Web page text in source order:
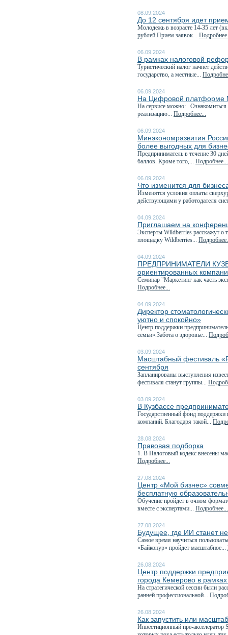
08.09.2024
До 12 сентября идет
Молодежь в возрасте 14-35 лет
рублей Прием заявок...
06.09.2024
В рамках налоговой
Туристический налог начнет
государство, а местные...
06.09.2024
На Цифровой платформе
На сервисе можно: Ознакомиться
реализацию... Подробнее...
06.09.2024
Минэкономразвития
более выгодных для
Предприниматель в течение 30
баллов. Кроме того,... Подробнее...
06.09.2024
Что изменится для
Изменятся условия оплаты
действующими у работодателя
04.09.2024
Приглашаем на
Эксперты Wildberries расскажут о
площадку Wildberries...
04.09.2024
ПРЕДПРИНИМАТЕЛИ
ориентированных
Семинар "Маркетинг как часть
Подробнее...
04.09.2024
Директор
уютно и спокойно»
Центр поддержки
семьи».Забота о здоровье...
03.09.2024
Масштабный фестиваль
сентября
Запланированы выступления
фестиваля станут группы...
03.09.2024
В Кузбассе
Государственный фонд поддержки
компаний. Благодаря такой...
28.08.2024
Правовая подборка
1. В Налоговый кодекс внесены
Подробнее...
27.08.2024
Центр «Мой бизнес»
бесплатную
Обучение пройдет в очном
вместе с экспертами... Подробнее...
27.08.2024
Будущее, где ИИ станет
Самое время научиться
«Байконур» пройдет масштабное...
26.08.2024
Центр поддержки
города Кемерово в
На стратегической сессии были
ранней профессиональной...
26.08.2024
Как запустить или
Инвестиционный пре-